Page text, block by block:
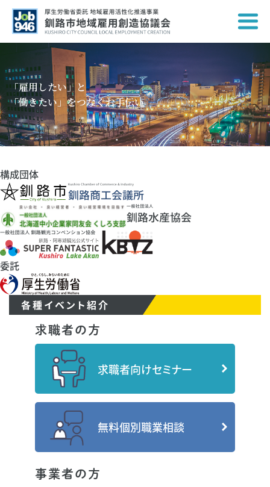
「雇用したい」と
「働きたい」をつなぐお手伝い
構成団体
委託
各種イベント紹介
求職者の方
求職者向けセミナー
無料個別職業相談
事業者の方